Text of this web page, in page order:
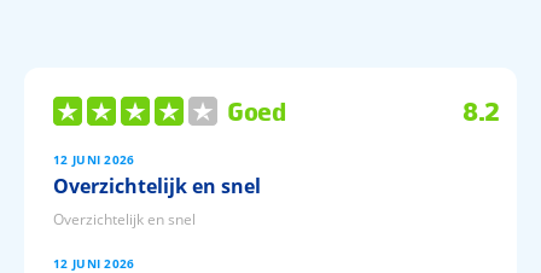
Goed 8.2
12 JUNI 2026
Overzichtelijk en snel
Overzichtelijk en snel
12 JUNI 2026